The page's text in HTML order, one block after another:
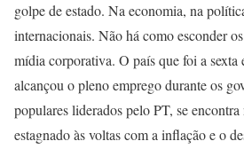
golpe de estado. Na economia, na
internacionais. Não há como esconder
mídia corporativa. O país que foi a sexta
alcançou o pleno emprego durante os
populares liderados pelo PT, se encontra
estagnado às voltas com a inflação e o